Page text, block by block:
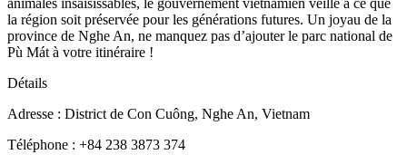
la région soit préservée pour les générations futures. Un joyau de la
province de Nghe An, ne manquez pas d’ajouter le parc national de
Pù Mát à votre itinéraire !
Détails
Adresse : District de Con Cuông, Nghe An, Vietnam
Téléphone : +84 238 3873 374